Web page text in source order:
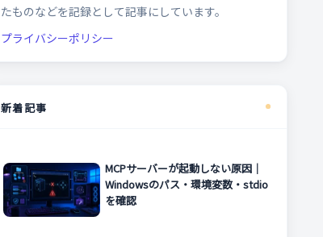
たものなどを記録として記事にしています。
プライバシーポリシー
新着記事
MCPサーバーが起動しない原因｜
Windowsのパス・環境変数・stdio
を確認